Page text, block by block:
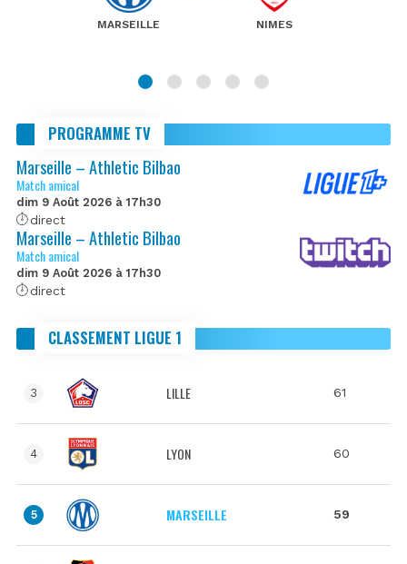
MARSEILLE NIMES
PROGRAMME TV
Marseille – Athletic Bilbao
Match amical
dim 9 Août 2026 à 17h30
direct
Marseille – Athletic Bilbao
Match amical
dim 9 Août 2026 à 17h30
direct
CLASSEMENT LIGUE 1
3 LILLE 61
4 LYON 60
5 MARSEILLE 59